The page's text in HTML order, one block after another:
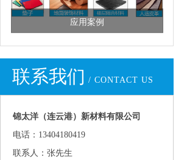
应用案例
联系我们 / CONTACT US
锦太洋（连云港）新材料有限公司
电话：13404180419
联系人：张先生